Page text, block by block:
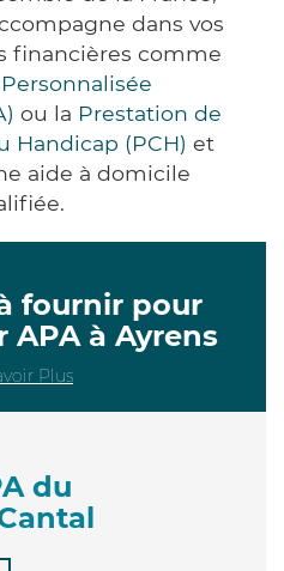
dans vos
financières comme
ou la Prestation de
Handicap (PCH) et
aide à domicile
fournir pour
APA à Ayrens
Plus
du